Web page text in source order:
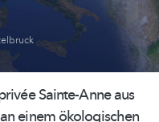
Sainte-Anne aus
einem ökologischen